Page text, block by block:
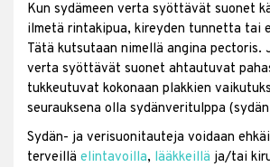
Kun sydämeen verta syöttävät suonet
ilmetä rintakipua, kireyden tunnetta tai
Tätä kutsutaan nimellä angina pectoris.
verta syöttävät suonet ahtautuvat
tukkeutuvat kokonaan plakkien
seurauksena olla sydänveritulppa
Sydän- ja verisuonitauteja voidaan
terveillä elintavoilla, lääkkeillä ja/tai